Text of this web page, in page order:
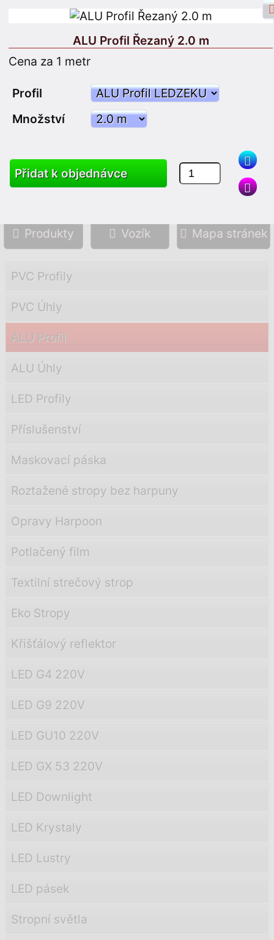
Přihlášení na Facebook Přihlášení
Zaregistrujte se
Vyhledávání
Produkty Vozík Mapa stránek
PVC Profily
PVC Úhly
ALU Profil
ALU Úhly
LED Profily
Příslušenství
Maskovací páska
Roztažené stropy bez harpuny
Opravy Harpoon
Potlačený film
Textilní strečový strop
Eko Stropy
Křišťálový reflektor
LED G4 220V
LED G9 220V
LED GU10 220V
LED GX 53 220V
LED Downlight
LED Krystaly
LED Lustry
LED pásek
Stropní světla
ALU Profil Řezaný 2.0 m
Cena za 1 metr
Profil
Množství
Přidat k objednávce